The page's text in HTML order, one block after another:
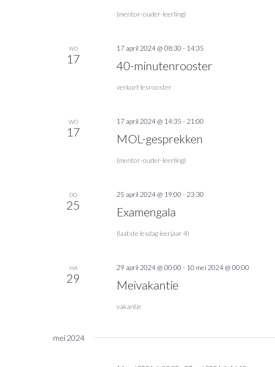
(mentor-ouder-leerling)
WO
17
17 april 2024 @ 08:30 - 14:35
40-minutenrooster
verkort lesrooster
WO
17
17 april 2024 @ 14:35 - 21:00
MOL-gesprekken
(mentor-ouder-leerling)
DO
25
25 april 2024 @ 19:00 - 23:30
Examengala
(laatste lesdag leerjaar 4)
MA
29
29 april 2024 @ 00:00 - 10 mei 2024 @ 00:00
Meivakantie
vakantie
mei 2024